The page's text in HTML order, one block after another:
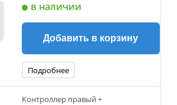
в наличии
Добавить в корзину
Подробнее
Контроллер правый +